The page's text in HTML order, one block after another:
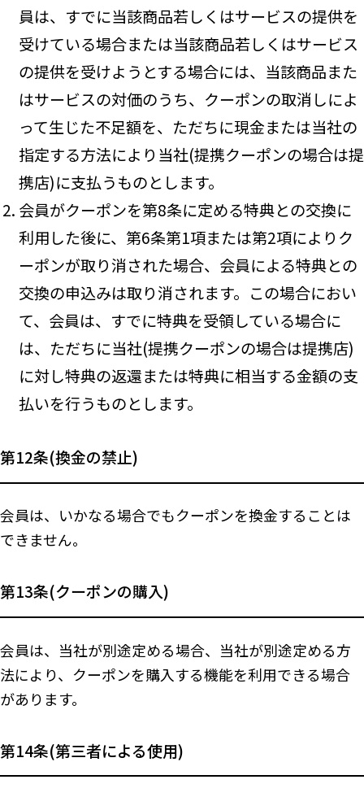
員は、すでに当該商品若しくはサービスの提供を
受けている場合または当該商品若しくはサービス
の提供を受けようとする場合には、当該商品また
はサービスの対価のうち、クーポンの取消しによ
って生じた不足額を、ただちに現金または当社の
指定する方法により当社(提携クーポンの場合は提
携店)に支払うものとします。
会員がクーポンを第8条に定める特典との交換に
利用した後に、第6条第1項または第2項によりク
ーポンが取り消された場合、会員による特典との
交換の申込みは取り消されます。この場合におい
て、会員は、すでに特典を受領している場合に
は、ただちに当社(提携クーポンの場合は提携店)
に対し特典の返還または特典に相当する金額の支
払いを行うものとします。
第12条(換金の禁止)
会員は、いかなる場合でもクーポンを換金することは
できません。
第13条(クーポンの購入)
会員は、当社が別途定める場合、当社が別途定める方
法により、クーポンを購入する機能を利用できる場合
があります。
第14条(第三者による使用)